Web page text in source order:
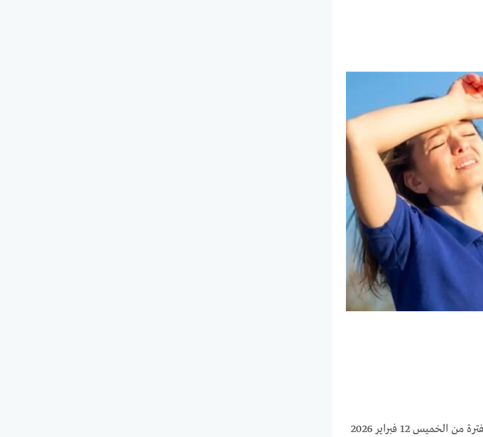
خلال الفترة من الخميس 12 فبراير 2026